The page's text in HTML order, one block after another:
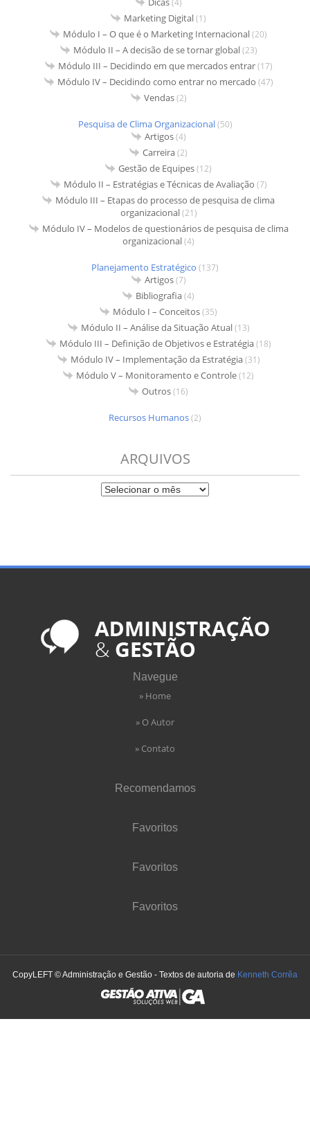
Marketing Digital(1)
Módulo I – O que é o Marketing Internacional(20)
Módulo II – A decisão de se tornar global(23)
Módulo III – Decidindo em que mercados entrar(17)
Módulo IV – Decidindo como entrar no mercado (47)
Vendas(2)
Pesquisa de Clima Organizacional(50)
Artigos(4)
Carreira(2)
Gestão de Equipes(12)
Módulo II – Estratégias e Técnicas de Avaliação (7)
Módulo III – Etapas do processo de pesquisa de clima
organizacional(21)
Módulo IV – Modelos de questionários de pesquisa de clima
organizacional(4)
Planejamento Estratégico (137)
Artigos(7)
Bibliografia(4)
Módulo I – Conceitos(35)
Módulo II – Análise da Situação Atual(13)
Módulo III – Definição de Objetivos e Estratégia(18)
Módulo IV – Implementação da Estratégia(31)
Módulo V – Monitoramento e Controle(12)
Outros(16)
Recursos Humanos(2)
ARQUIVOS
Navegue
» Home
» O Autor
» Contato
Recomendamos
Favoritos
Favoritos
Favoritos
CopyLEFT © Administração e Gestão - Textos de autoria de Kenneth Corrêa